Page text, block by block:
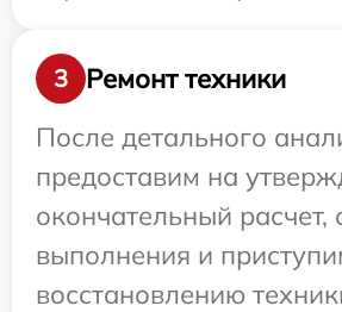
3
Ремонт техники
После детального
предоставим на
окончательный расчет,
выполнения и
восстановлению